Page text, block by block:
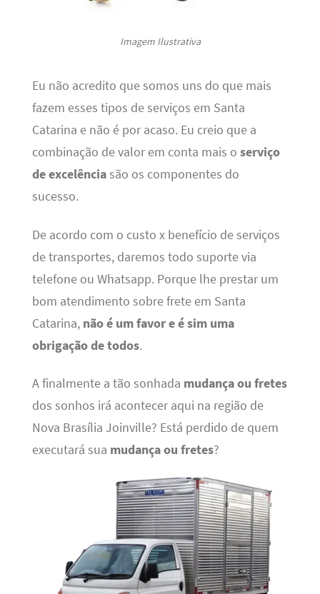
Imagem Ilustrativa
Eu não acredito que somos uns do que mais
fazem esses tipos de serviços em Santa
Catarina e não é por acaso. Eu creio que a
combinação de valor em conta mais o serviço
de excelênciasão os componentes do
sucesso.
De acordo com o custo x benefício de serviços
de transportes, daremos todo suporte via
telefone ou Whatsapp. Porque lhe prestar um
bom atendimento sobre frete em Santa
Catarina, não é um favor e é sim uma
obrigação de todos.
A finalmente a tão sonhada mudança ou fretes
dos sonhos irá acontecer aqui na região de
Nova Brasília Joinville? Está perdido de quem
executará sua mudança ou fretes?